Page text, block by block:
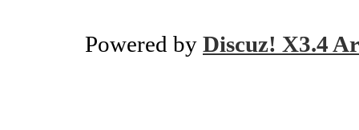
Powered by Discuz! X3.4